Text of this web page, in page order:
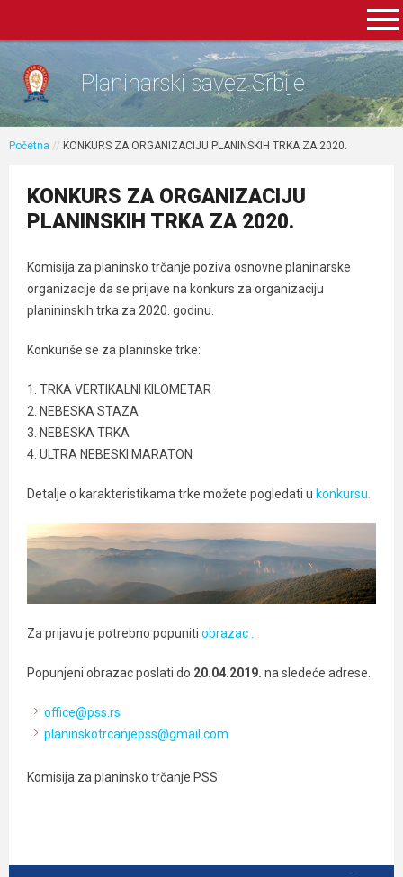
Planinarski savez Srbije
Početna // KONKURS ZA ORGANIZACIJU PLANINSKIH TRKA ZA 2020.
KONKURS ZA ORGANIZACIJU
PLANINSKIH TRKA ZA 2020.
Komisija za planinsko trčanje poziva osnovne planinarske
organizacije da se prijave na konkurs za organizaciju
planininskih trka za 2020. godinu.
Konkuriše se za planinske trke:
1. TRKA VERTIKALNI KILOMETAR
2. NEBESKA STAZA
3. NEBESKA TRKA
4. ULTRA NEBESKI MARATON
Detalje o karakteristikama trke možete pogledati u konkursu.
Za prijavu je potrebno popuniti obrazac .
Popunjeni obrazac poslati do 20.04.2019. na sledeće adrese.
office@pss.rs
planinskotrcanjepss@gmail.com
Komisija za planinsko trčanje PSS